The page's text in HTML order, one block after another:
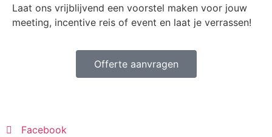
Laat ons vrijblijvend een voorstel maken voor jouw
meeting, incentive reis of event en laat je verrassen!
Offerte aanvragen
Facebook